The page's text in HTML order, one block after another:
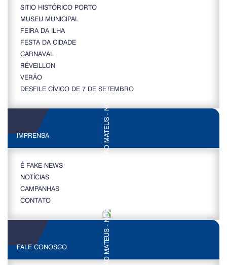
SITIO HISTÓRICO PORTO
MUSEU MUNICIPAL
FEIRA DA ILHA
FESTA DA CIDADE
CARNAVAL
RÉVEILLON
VERÃO
DESFILE CÍVICO DE 7 DE SETEMBRO
IMPRENSA
É FAKE NEWS
NOTÍCIAS
CAMPANHAS
CONTATO
FALE CONOSCO